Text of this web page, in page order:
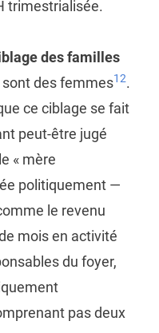
trimestrialisée.
des familles
sont des femmes12.
ce ciblage se fait
peut-être jugé
« mère
politiquement —
le revenu
mois en activité
du foyer,
pas deux